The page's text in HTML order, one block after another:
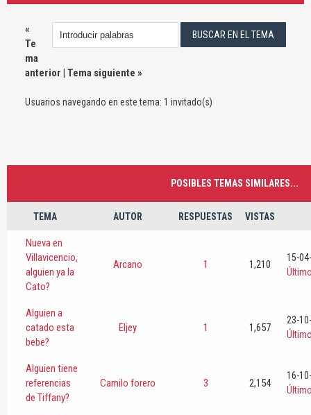
«
Te
ma
anterior | Tema siguiente »
Usuarios navegando en este tema: 1 invitado(s)
POSIBLES TEMAS SIMILARES...
TEMA AUTOR RESPUESTAS VISTAS
Nueva en
Villavicencio,
alguien ya la
Cato?
Arcano 1 1,210
15-
Alguien a
catado esta
bebe?
Eljey 1 1,657
23-
Alguien tiene
referencias
de Tiffany?
Camilo forero 3 2,154
16-